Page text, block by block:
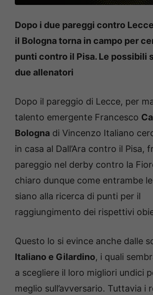
Dopo i due pareggi contro
il Bologna torna in campo per
punti contro il Pisa. Le possibili
due allenatori
Dopo il pareggio di Lecce, per
talento emergente Francesco
Bologna di Vincenzo Italiano
in casa al Dall’Ara contro il Pisa,
pareggio nel derby contro la
chiaro dunque come entrambe
siano alla ricerca di punti per il
raggiungimento dei rispettivi
Questo lo si evince anche dalle
Italiano e Gilardino, i quali
a scegliere il loro migliori undici
meglio sull’avversario. Tuttavia i